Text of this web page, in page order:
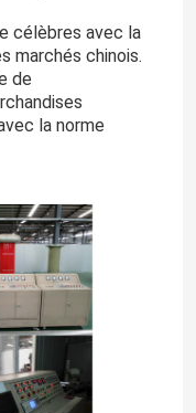
célèbres avec la
marchés chinois.
de
la norme